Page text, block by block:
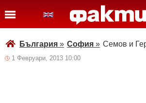
България » София » Семов и
1 Февруари, 2013 10:00